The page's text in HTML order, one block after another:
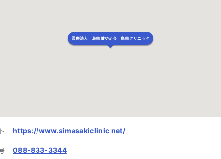
医療法人 島崎健やか会 島崎クリニック
https://www.simasakiclinic.net/
088-833-3344